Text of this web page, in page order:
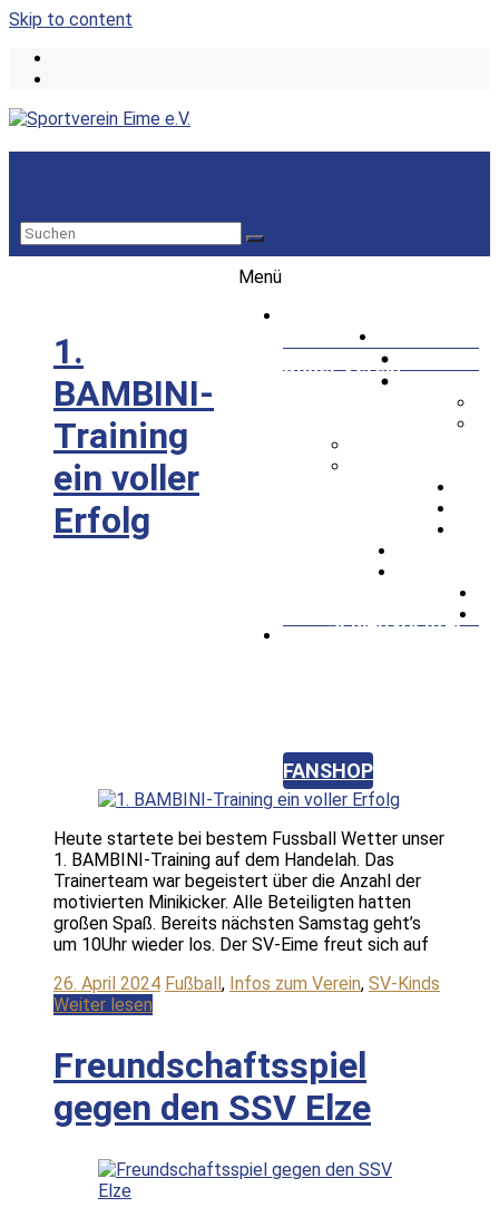
Skip to content
Menü
Unser Verein
Sponsoring
Fußball
Herrenfußball
Frauenfußball
SV Kids
Mädchenfußball
Schiedsrichter
FANSHOP
1.
BAMBINI-
Training
ein voller
Erfolg
Heute startete bei bestem Fussball Wetter unser
1. BAMBINI-Training auf dem Handelah. Das
Trainerteam war begeistert über die Anzahl der
motivierten Minikicker. Alle Beteiligten hatten
großen Spaß. Bereits nächsten Samstag geht’s
um 10Uhr wieder los. Der SV-Eime freut sich auf
26. April 2024 Fußball, Infos zum Verein, SV-Kinds
Weiter lesen
Freundschaftsspiel
gegen den SSV Elze